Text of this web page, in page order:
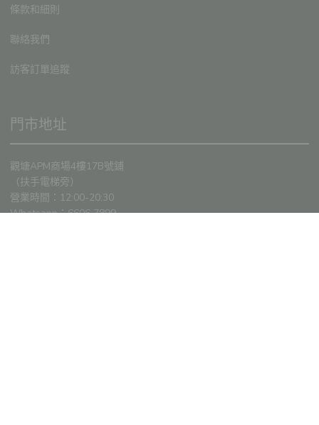
條款和細則
聯絡我們
訪客訂單追蹤
門市地址
觀塘APM商場4樓17B號鋪
（扶手電梯旁）
營業時間：12:00-20:30
Whatsapp：6606 7899